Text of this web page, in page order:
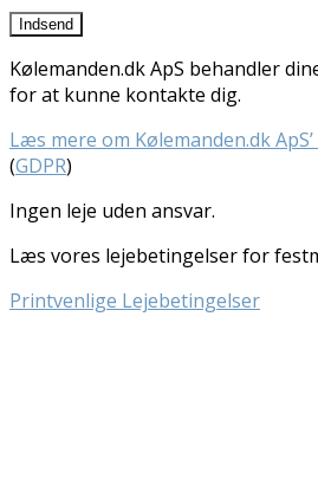
Kølemanden.dk ApS behandler
for at kunne kontakte dig.
Læs mere om Kølemanden.dk
(GDPR)
Ingen leje uden ansvar.
Læs vores lejebetingelser for
Printvenlige Lejebetingelser